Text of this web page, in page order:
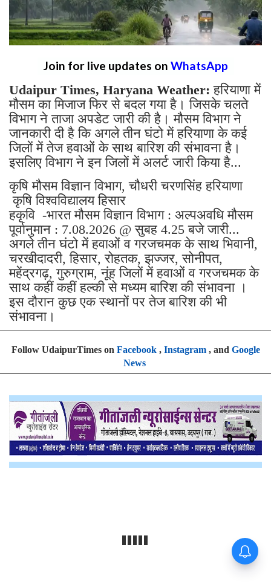
Join for live updates on WhatsApp
Udaipur Times, Haryana Weather:हरियाणा में
मौसम का मिजाज फिर से बदल गया है। जिसके चलते
विभाग ने ताजा अपडेट जारी की है। मौसम विभाग ने
जानकारी दी है कि अगले तीन घंटो में हरियाणा के कई
जिलों में तेज हवाओं के साथ बारिश की संभावना है।
इसलिए विभाग ने इन जिलों में अलर्ट जारी किया है...
कृषि मौसम विज्ञान विभाग, चौधरी चरणसिंह हरियाणा
कृषि विश्वविद्यालय हिसार
हकृवि -भारत मौसम विज्ञान विभाग : अल्पअवधि मौसम
पूर्वानुमान : 7.08.2026 @ सुबह 4.25 बजे जारी...
अगले तीन घंटो में हवाओं व गरजचमक के साथ भिवानी,
चरखीदादरी, हिसार, रोहतक, झज्जर, सोनीपत,
महेंद्रगढ़, गुरुग्राम, नूंह जिलों में हवाओं व गरजचमक के
साथ कहीं कहीं हल्की से मध्यम बारिश की संभावना ।
इस दौरान कुछ एक स्थानों पर तेज बारिश की भी
संभावना।
Follow UdaipurTimes on Facebook, Instagram, and Google
News